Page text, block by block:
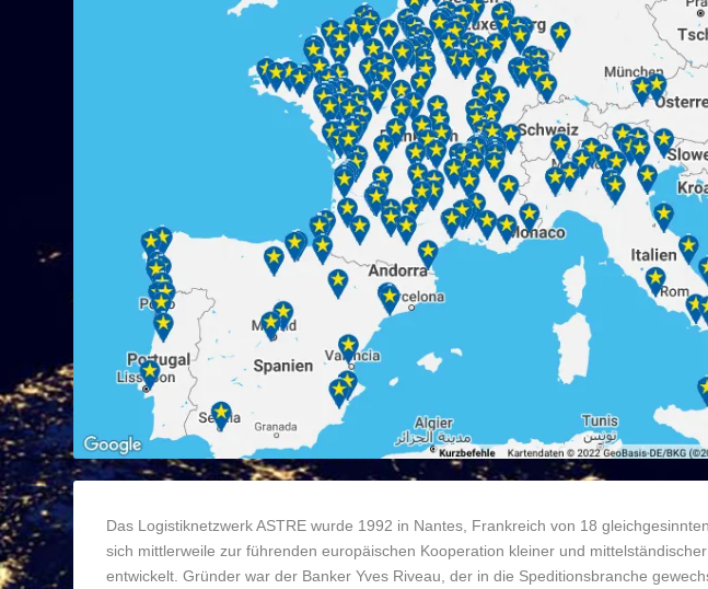
Das Logistiknetzwerk ASTRE wurde 1992 in Nantes, Frankreich von 18
sich mittlerweile zur führenden europäischen Kooperation kleiner und
entwickelt. Gründer war der Banker Yves Riveau, der in die Speditionsbranche